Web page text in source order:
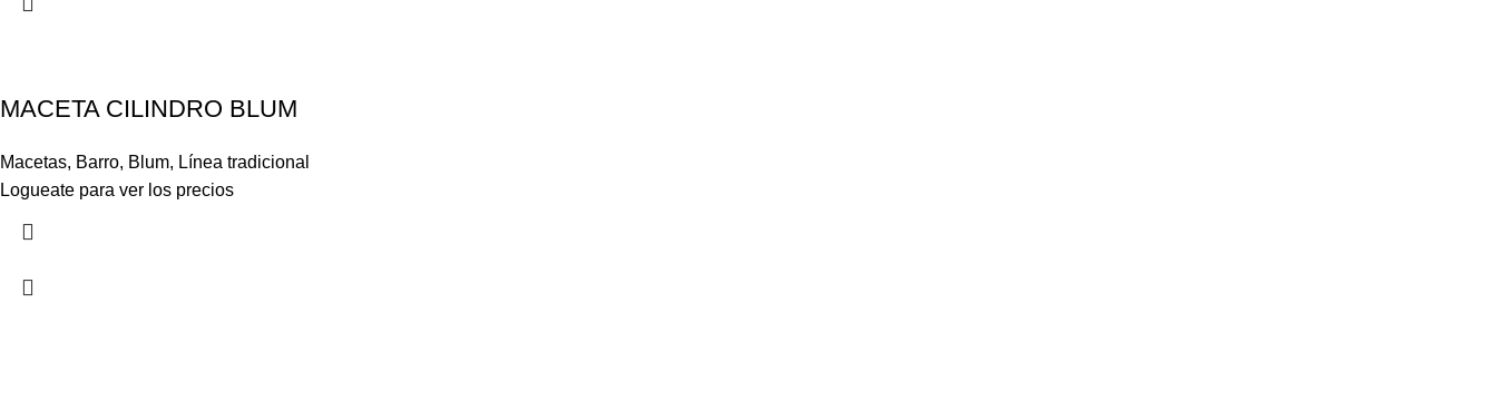
MACETA CILINDRO BLUM
Macetas, Barro, Blum, Línea tradicional
Logueate para ver los precios